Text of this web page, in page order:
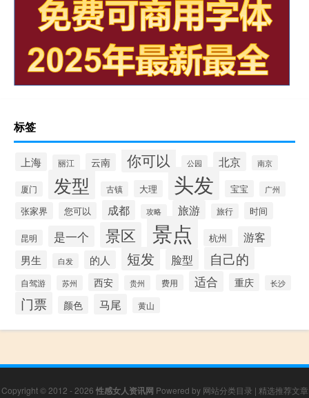
标签
上海 丽江 云南 你可以 公园 北京 南京
厦门 发型 古镇 大理 头发 宝宝 广州
张家界 您可以 成都 攻略 旅游 旅行 时间
昆明 是一个 景区 景点 杭州 游客
男生 白发 的人 短发 脸型 自己的
自驾游 苏州 西安 贵州 费用 适合 重庆 长沙
门票 颜色 马尾 黄山
Copyright © 2012 - 2026 性感女人资讯网 Powered by 网站分类目录 | 精选推荐文章